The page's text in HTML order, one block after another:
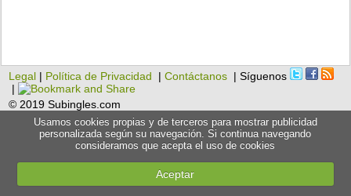
Legal | Política de Privacidad |Contáctanos | Síguenos
|
© 2019 Subingles.com
Usamos cookies propias y de terceros para mostrar publicidad
personalizada según su navegación. Si continua navegando
consideramos que acepta el uso de cookies
Aceptar